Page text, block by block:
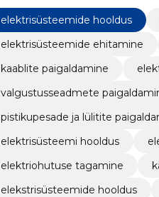
elektrisüsteemide hooldus
elektrisüsteemide ehitamine
kaablite paigaldamine
valgustusseadmete
pistikupesade ja lülitite
elektrisüsteemi hooldus
elektriohutuse tagamine
elekstrisüsteemide hooldus